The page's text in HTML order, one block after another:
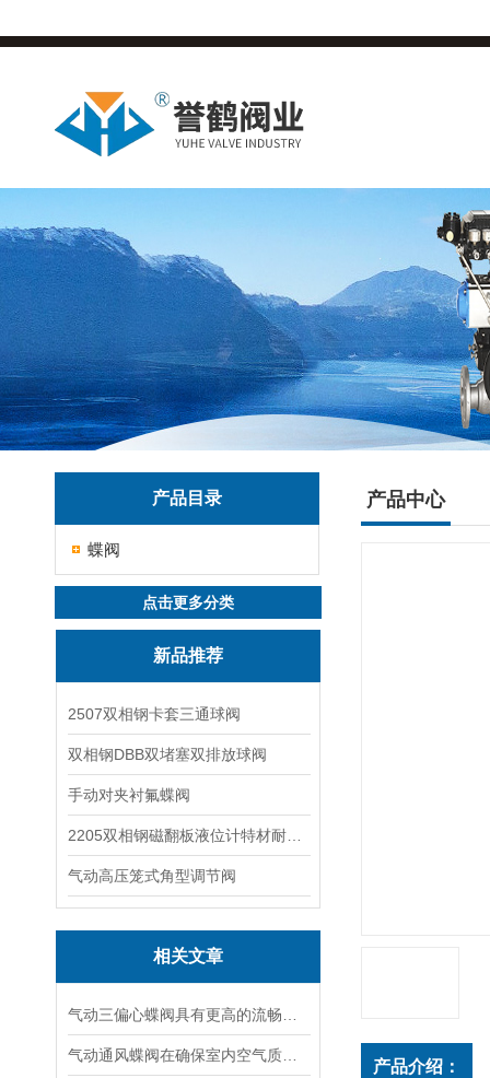
产品目录
蝶阀
点击更多分类
新品推荐
2507双相钢卡套三通球阀
双相钢DBB双堵塞双排放球阀
手动对夹衬氟蝶阀
气动高压笼式角型调节阀
相关文章
产品中心
产品介绍：